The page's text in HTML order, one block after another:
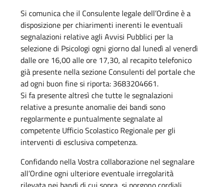
Si comunica che il Consulente legale dell’Ordine è a
disposizione per chiarimenti inerenti le eventuali
segnalazioni relative agli Avvisi Pubblici per la
selezione di Psicologi ogni giorno dal lunedì al venerdì
dalle ore 16,00 alle ore 17,30, al recapito telefonico
già presente nella sezione Consulenti del portale che
ad ogni buon fine si riporta: 3683204661.
Si fa presente altresì che tutte le segnalazioni
relative a presunte anomalie dei bandi sono
regolarmente e puntualmente segnalate al
competente Ufficio Scolastico Regionale per gli
interventi di esclusiva competenza.
Confidando nella Vostra collaborazione nel segnalare
all’Ordine ogni ulteriore eventuale irregolarità